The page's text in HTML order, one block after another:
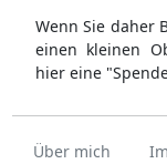
Wenn Sie daher
einen kleinen
hier eine
Über mich